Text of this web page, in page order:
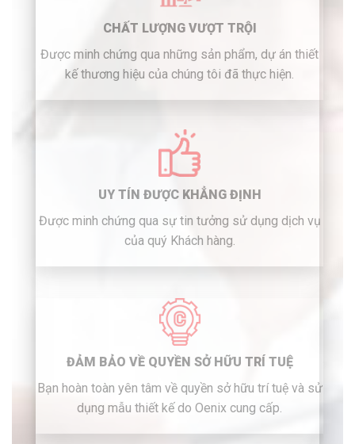
CHẤT LƯỢNG VƯỢT TRỘI
Được minh chứng qua những sản phẩm, dự án thiết
kế thương hiệu của chúng tôi đã thực hiện.
UY TÍN ĐƯỢC KHẲNG ĐỊNH
Được minh chứng qua sự tin tưởng sử dụng dịch vụ
của quý Khách hàng.
ĐẢM BẢO VỀ QUYỀN SỞ HỮU TRÍ TUỆ
Bạn hoàn toàn yên tâm về quyền sở hữu trí tuệ và sử
dụng mẫu thiết kế do Oenix cung cấp.